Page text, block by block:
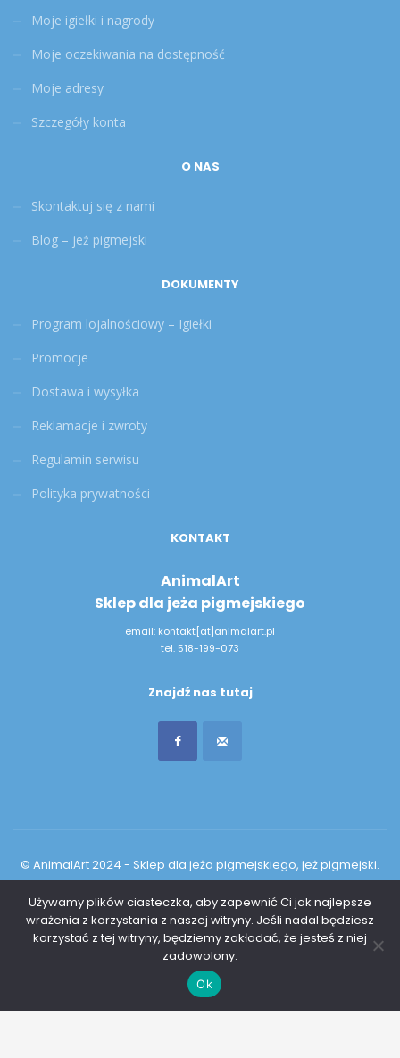
Moje igiełki i nagrody
Moje oczekiwania na dostępność
Moje adresy
Szczegóły konta
O NAS
Skontaktuj się z nami
Blog – jeż pigmejski
DOKUMENTY
Program lojalnościowy – Igiełki
Promocje
Dostawa i wysyłka
Reklamacje i zwroty
Regulamin serwisu
Polityka prywatności
KONTAKT
AnimalArt
Sklep dla jeża pigmejskiego
email: kontakt[at]animalart.pl
tel. 518-199-073
Znajdź nas tutaj
© AnimalArt 2024 - Sklep dla jeża pigmejskiego, jeż pigmejski.
Używamy plików ciasteczka, aby zapewnić Ci jak najlepsze
wrażenia z korzystania z naszej witryny. Jeśli nadal będziesz
korzystać z tej witryny, będziemy zakładać, że jesteś z niej
zadowolony.
Ok